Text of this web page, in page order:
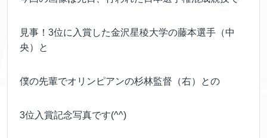
見事！3位に入賞した金沢星稜大学の藤本選手（中
央）と
僕の先輩でオリンピアンの杉林監督（右）との
3位入賞記念写真です(^^)